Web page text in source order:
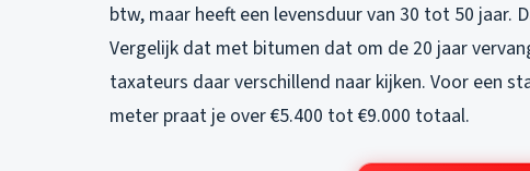
btw, maar heeft een levensduur van 30 tot 50 jaar.
Vergelijk dat met bitumen dat om de 20 jaar
taxateurs daar verschillend naar kijken. Voor een
meter praat je over €5.400 tot €9.000 totaal.